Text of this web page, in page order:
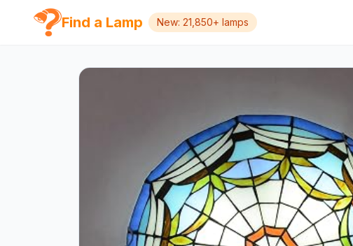
Find a Lamp New: 21,850+ lamps